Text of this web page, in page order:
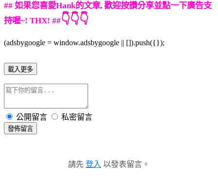
## 如果您喜愛Hank的文章, 歡迎按讚分享並點一下廣告支
持喔~! THX! ##👇👇👇
(adsbygoogle = window.adsbygoogle || []).push({});
載入更多
公開留言 私密留言
發佈留言
請先 登入 以發表留言。